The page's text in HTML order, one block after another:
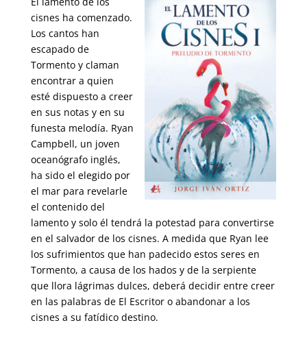
cisnes ha comenzado.
Los cantos han
escapado de
Tormento y claman
encontrar a quien
esté dispuesto a creer
en sus notas y en su
funesta melodía. Ryan
Campbell, un joven
oceanógrafo inglés,
ha sido el elegido por
el mar para revelarle
el contenido del
lamento y solo él tendrá la potestad para convertirse
en el salvador de los cisnes. A medida que Ryan lee
los sufrimientos que han padecido estos seres en
Tormento, a causa de los hados y de la serpiente
que llora lágrimas dulces, deberá decidir entre creer
en las palabras de El Escritor o abandonar a los
cisnes a su fatídico destino.